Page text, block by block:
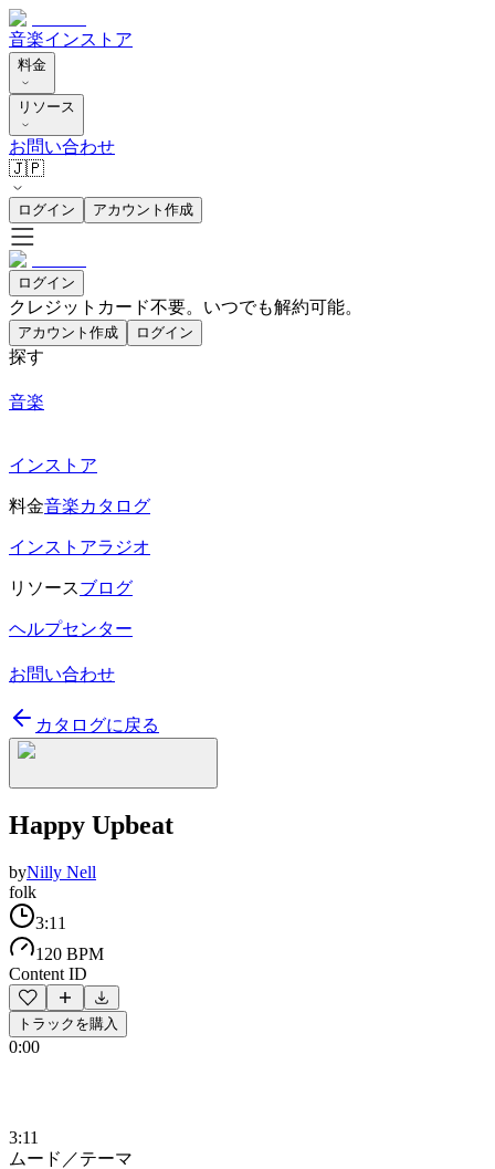
音楽インストア
料金
リソース
お問い合わせ
🇯🇵
ログイン アカウント作成
ログイン
クレジットカード不要。いつでも解約可能。
アカウント作成 ログイン
探す
音楽
インストア
料金音楽カタログ
インストアラジオ
リソースブログ
ヘルプセンター
お問い合わせ
カタログに戻る
Happy Upbeat
byNilly Nell
folk
3:11
120 BPM
Content ID
トラックを購入
0:00
3:11
ムード／テーマ